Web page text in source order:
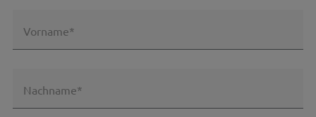
Vorname*
Nachname*